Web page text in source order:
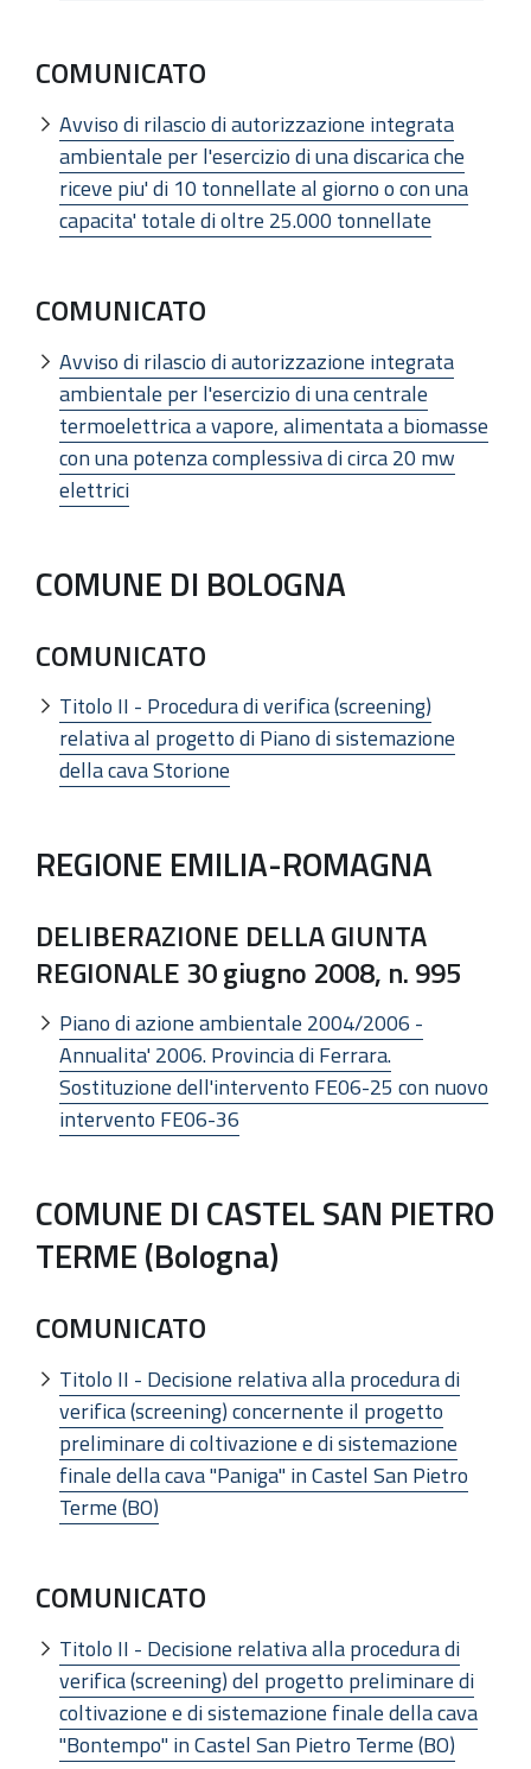
COMUNICATO
Avviso di rilascio di autorizzazione integrata
ambientale per l'esercizio di una discarica che
riceve piu' di 10 tonnellate al giorno o con una
capacita' totale di oltre 25.000 tonnellate
COMUNICATO
Avviso di rilascio di autorizzazione integrata
ambientale per l'esercizio di una centrale
termoelettrica a vapore, alimentata a biomasse
con una potenza complessiva di circa 20 mw
elettrici
COMUNE DI BOLOGNA
COMUNICATO
Titolo II - Procedura di verifica (screening)
relativa al progetto di Piano di sistemazione
della cava Storione
REGIONE EMILIA-ROMAGNA
DELIBERAZIONE DELLA GIUNTA
REGIONALE 30 giugno 2008, n. 995
Piano di azione ambientale 2004/2006 -
Annualita' 2006. Provincia di Ferrara.
Sostituzione dell'intervento FE06-25 con nuovo
intervento FE06-36
COMUNE DI CASTEL SAN PIETRO
TERME (Bologna)
COMUNICATO
Titolo II - Decisione relativa alla procedura di
verifica (screening) concernente il progetto
preliminare di coltivazione e di sistemazione
finale della cava "Paniga" in Castel San Pietro
Terme (BO)
COMUNICATO
Titolo II - Decisione relativa alla procedura di
verifica (screening) del progetto preliminare di
coltivazione e di sistemazione finale della cava
"Bontempo" in Castel San Pietro Terme (BO)